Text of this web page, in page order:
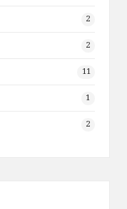
2
2
11
1
2